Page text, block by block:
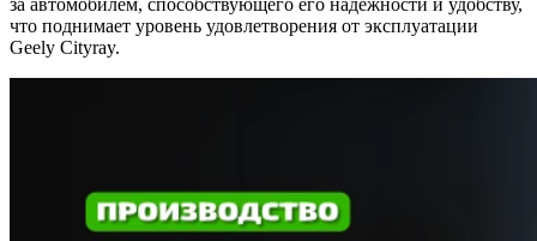
за автомобилем, способствующего его надёжности и удобству,
что поднимает уровень удовлетворения от эксплуатации
Geely Cityray.